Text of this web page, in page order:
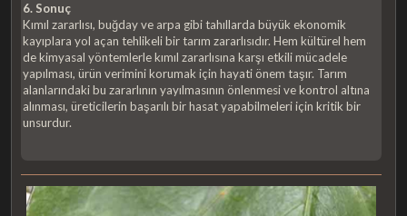
6. Sonuç
Kımıl zararlısı, buğday ve arpa gibi tahıllarda büyük ekonomik
kayıplara yol açan tehlikeli bir tarım zararlısıdır. Hem kültürel hem
de kimyasal yöntemlerle kımıl zararlısına karşı etkili mücadele
yapılması, ürün verimini korumak için hayati önem taşır. Tarım
alanlarındaki bu zararlının yayılmasının önlenmesi ve kontrol altına
alınması, üreticilerin başarılı bir hasat yapabilmeleri için kritik bir
unsurdur.